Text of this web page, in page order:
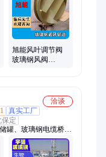
璃钢风管、污水池盖
旭能风叶调节阀
玻璃钢风阀
洽谈
真实工厂
保定
罐、玻璃钢电缆桥
示球、玻璃钢生物除
璃钢净化塔、玻璃钢